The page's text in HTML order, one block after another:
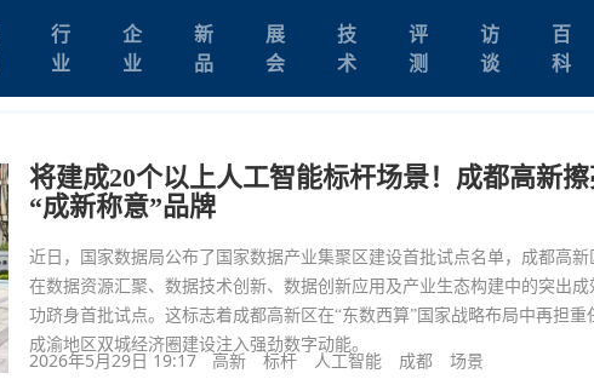
行
业
企
业
新
品
展
会
技
术
评
测
访
谈
百
科
将建成20个以上人工智能标杆场景！成都高新
“成新称意”品牌
近日，国家数据局公布了国家数据产业集聚区建设首批试点名单，成都高新
在数据资源汇聚、数据技术创新、数据创新应用及产业生态构建中的突出成
功跻身首批试点。这标志着成都高新区在“东数西算”国家战略布局中再担重
成渝地区双城经济圈建设注入强劲数字动能。
2026年5月29日 19:17 高新 标杆 人工智能 成都 场景